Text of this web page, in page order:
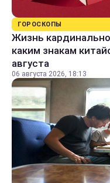
ГОРОСКОПЫ
Жизнь
каким знакам
августа
06 августа 2026, 18:13